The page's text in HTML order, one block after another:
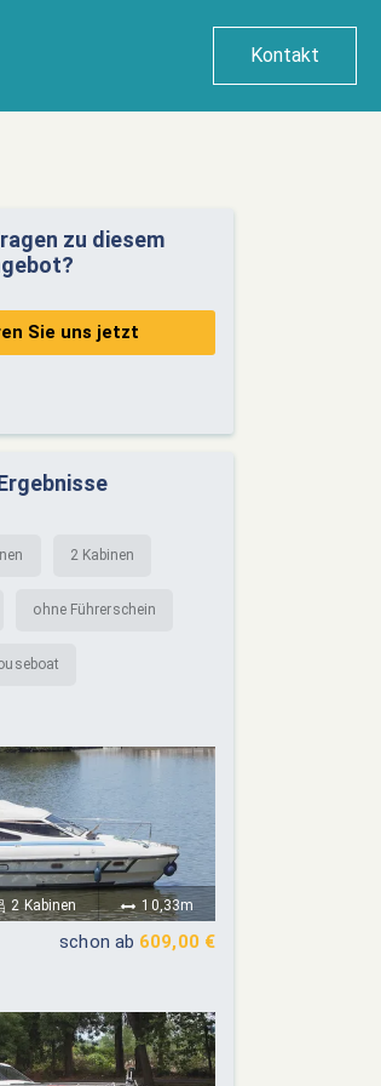
Kontakt
zu diesem
Sie uns jetzt
2 Kabinen
ohne Führerschein
2 Kabinen 10,33m
schon ab 609,00 €